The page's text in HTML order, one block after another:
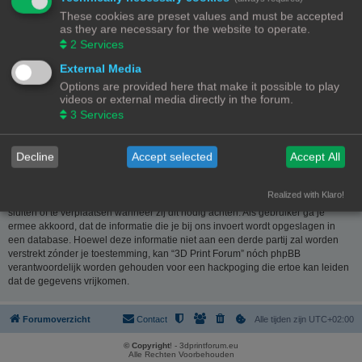
website www.phpbb.nl
. De phpBB-software maakt internetgebaseerde
discussies mogelijk. phpBB Limited is niet verantwoordelijk voor wat wordt
toegestaan of juist geweigerd als toelaatbare inhoud en/of gedrag. Meer
informatie over phpBB kun je vinden op
Nederlandstalige website
Je verklaart geen berichten te plaatsen die kwetsend, obsceen, vulgair,
lasterlijk, haatdragend, dreigend, seksueel georiënteerd of enig ander
materiaal bevat die de wetten van je eigen land, het land waar “3D Print
van dergelijke berichten kan ertoe leiden dat je met onmiddellijke ingang en
permanent wordt verbannen van dit forum. Tevens kan je provider worden
ingelicht. De IP-adressen van alle berichten worden opgeslagen om deze
Forum” het recht heeft om ieder onderwerp te verwijderen, te wijzigen, te
sluiten of te verplaatsen wanneer zij dit nodig achten. Als gebruiker ga je
ermee akkoord, dat de informatie die je bij ons invoert wordt opgeslagen in
een database. Hoewel deze informatie niet aan een derde partij zal worden
verstrekt zónder je toestemming, kan “3D Print Forum” nóch phpBB
verantwoordelijk worden gehouden voor een hackpoging die ertoe kan leiden
dat de gegevens vrijkomen.
Forumoverzicht Alle tijden zijn UTC+02:00
Contact
© Copyright! - 3dprintforum.eu
Alle Rechten Voorbehouden
These cookies are preset values and must be accepted
as they are necessary for the website to operate.
2 Services
External Media
Options are provided here that make it possible to play
videos or external media directly in the forum.
3 Services
Decline Accept selected Accept All
Realized with Klaro!